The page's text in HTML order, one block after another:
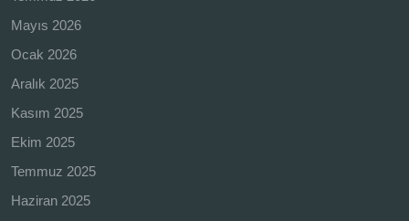
Mayıs 2026
Ocak 2026
Aralık 2025
Kasım 2025
Ekim 2025
Temmuz 2025
Haziran 2025